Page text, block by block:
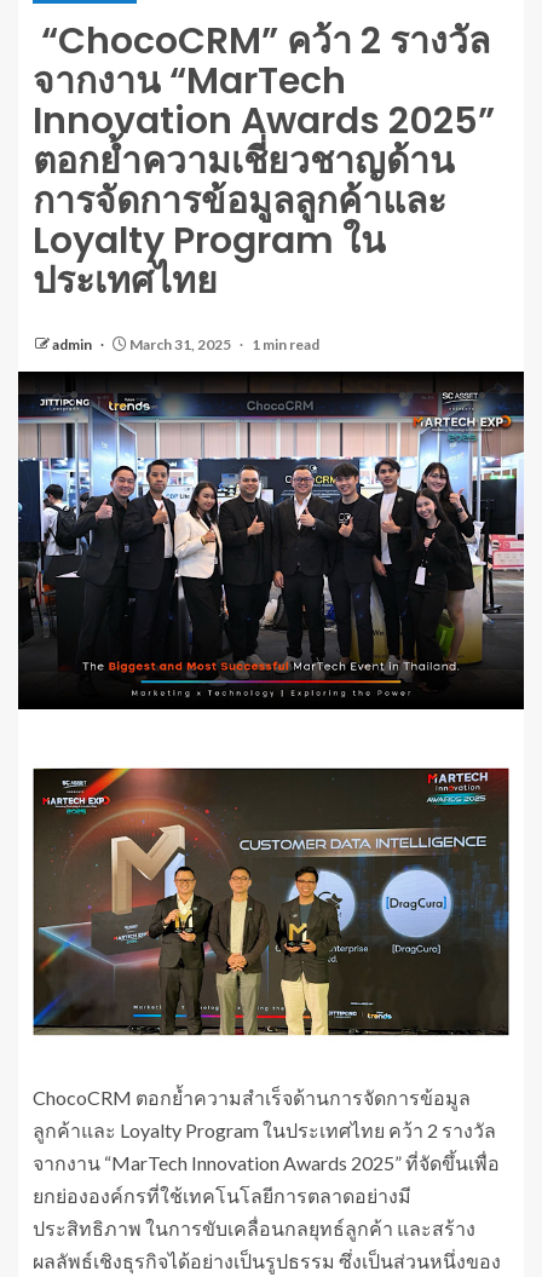
“ChocoCRM” คว้า 2 รางวัล
จากงาน “MarTech
Innovation Awards 2025”
ตอกย้ำความเชี่ยวชาญด้าน
การจัดการข้อมูลลูกค้าและ
Loyalty Program ใน
ประเทศไทย
admin March 31, 2025 1 min read
ChocoCRM ตอกย้ำความสำเร็จด้านการจัดการข้อมูล
ลูกค้าและ Loyalty Program ในประเทศไทย คว้า 2 รางวัล
จากงาน “MarTech Innovation Awards 2025” ที่จัดขึ้นเพื่อ
ยกย่ององค์กรที่ใช้เทคโนโลยีการตลาดอย่างมี
ประสิทธิภาพ ในการขับเคลื่อนกลยุทธ์ลูกค้า และสร้าง
ผลลัพธ์เชิงธุรกิจได้อย่างเป็นรูปธรรม ซึ่งเป็นส่วนหนึ่งของ